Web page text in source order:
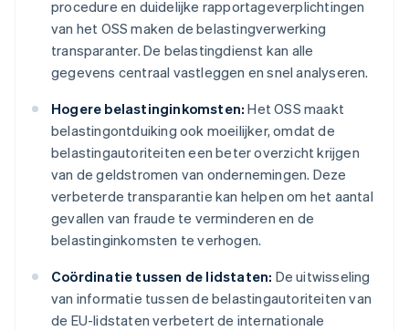
procedure en duidelijke rapportageverplichtingen
van het OSS maken de belastingverwerking
transparanter. De belastingdienst kan alle
gegevens centraal vastleggen en snel analyseren.
Hogere belastinginkomsten: Het OSS maakt
belastingontduiking ook moeilijker, omdat de
belastingautoriteiten een beter overzicht krijgen
van de geldstromen van ondernemingen. Deze
verbeterde transparantie kan helpen om het aantal
gevallen van fraude te verminderen en de
belastinginkomsten te verhogen.
Coördinatie tussen de lidstaten: De uitwisseling
van informatie tussen de belastingautoriteiten van
de EU-lidstaten verbetert de internationale